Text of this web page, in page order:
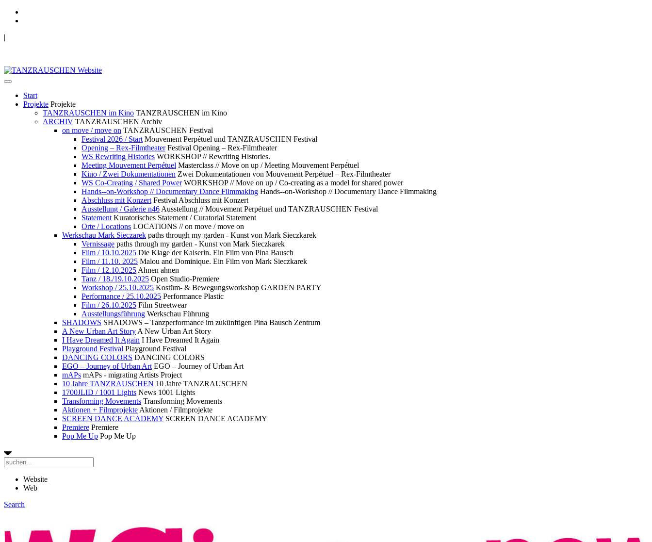
|
Start
Projekte Projekte
TANZRAUSCHEN im Kino TANZRAUSCHEN im Kino
ARCHIV TANZRAUSCHEN Archiv
on move / move on TANZRAUSCHEN Festival
Festival 2026 / Start Mouvement Perpétuel und TANZRAUSCHEN Festival
Opening – Rex-Filmtheater Festival Opening – Rex-Filmtheater
WS Rewriting Histories WORKSHOP // Rewriting Histories.
Meeting Mouvement Perpétuel Masterclass // Move on up / Meeting Mouvement Perpétuel
Kino / Zwei Dokumentationen Zwei Dokumentationen von Mouvement Perpétuel – Rex-Filmtheater
WS Co-Creating / Shared Power WORKSHOP // Move on up / Co-creating as a model for shared power
Hands--on-Workshop // Documentary Dance Filmmaking Hands--on-Workshop // Documentary Dance Filmmaking
Abschluss mit Konzert Festival Abschluss mit Konzert
Ausstellung / Galerie n46 Ausstellung // Mouvement Perpétuel und TANZRAUSCHEN Festival
Statement Kuratorisches Statement / Curatorial Statement
Orte / Locations LOCATIONS // on move / move on
Werkschau Mark Sieczarek paths through my garden - Kunst von Mark Sieczkarek
Vernissage paths through my garden - Kunst von Mark Sieczkarek
Film / 10.10.2025 Die Klage der Kaiserin. Ein Film von Pina Bausch
Film / 11.10. 2025 Malou and Dominique. Ein Film von Mark Sieczkarek
Film / 12.10.2025 Ahnen ahnen
Tanz / 18./19.10.2025 Open Studio-Premiere
Workshop / 25.10.2025 Kostüm- & Bewegungsworkshop GARDEN PARTY
Performance / 25.10.2025 Performance Plastic
Film / 26.10.2025 Film Streetwear
Ausstellungsführung Werkschau Führung
SHADOWS SHADOWS – Tanzperformance im zukünftigen Pina Bausch Zentrum
A New Urban Art Story A New Urban Art Story
I Have Dreamed It Again I Have Dreamed It Again
Playground Festival Playground Festival
DANCING COLORS DANCING COLORS
EGO – Journey of Urban Art EGO – Journey of Urban Art
mAPs mAPs - migrating Artists Project
10 Jahre TANZRAUSCHEN 10 Jahre TANZRAUSCHEN
1700JLID / 1001 Lights News 1001 Lights
Transforming Movements Transforming Movements
Aktionen + Filmprojekte Aktionen / Filmprojekte
SCREEN DANCE ACADEMY SCREEN DANCE ACADEMY
Premiere Premiere
Pop Me Up Pop Me Up
Website
Web
Search